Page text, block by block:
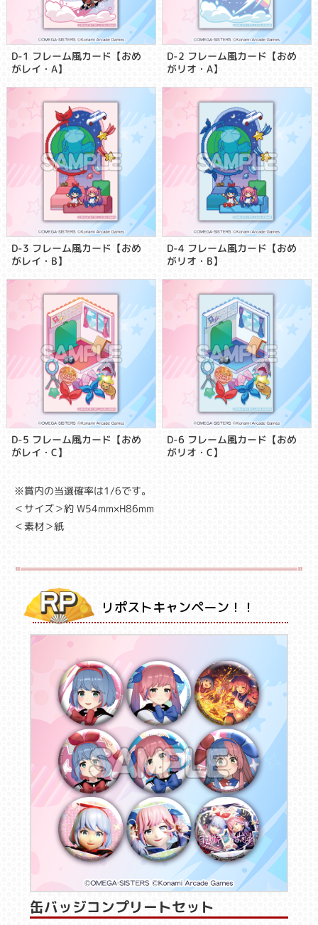
D-1 フレーム風カード【おめ
がレイ・A】
D-2 フレーム風カード【おめ
がリオ・A】
D-3 フレーム風カード【おめ
がレイ・B】
D-4 フレーム風カード【おめ
がリオ・B】
D-5 フレーム風カード【おめ
がレイ・C】
D-6 フレーム風カード【おめ
がリオ・C】
※賞内の当選確率は1/6です。
＜サイズ＞約 W54mm×H86mm
＜素材＞紙
リポストキャンペーン！！
缶バッジコンプリートセット